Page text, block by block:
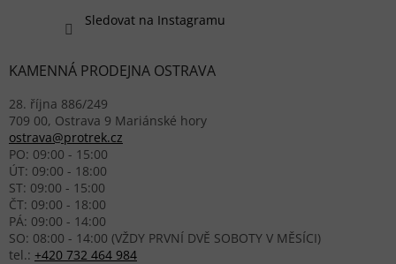
Sledovat na Instagramu
KAMENNÁ PRODEJNA OSTRAVA
28. října 886/249
709 00, Ostrava 9 Mariánské hory
ostrava@protrek.cz
PO: 09:00 - 15:00
ÚT: 09:00 - 18:00
ST: 09:00 - 15:00
ČT: 09:00 - 18:00
PÁ: 09:00 - 14:00
SO: 08:00 - 14:00 (VŽDY PRVNÍ DVĚ SOBOTY V MĚSÍCI)
tel.: +420 732 464 984